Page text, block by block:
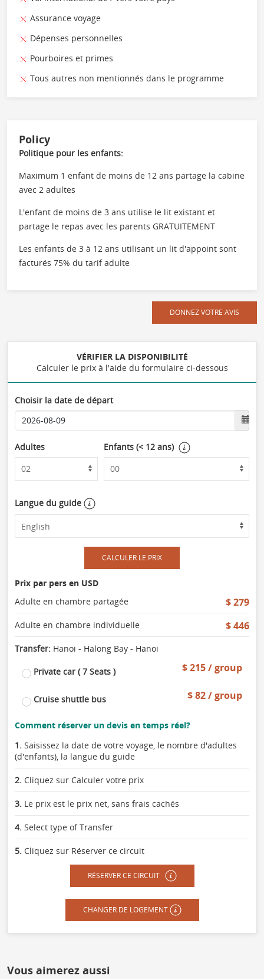
Assurance voyage
Dépenses personnelles
Pourboires et primes
Tous autres non mentionnés dans le programme
Policy
Politique pour les enfants:
Maximum 1 enfant de moins de 12 ans partage la cabine
avec 2 adultes
L'enfant de moins de 3 ans utilise le lit existant et
partage le repas avec les parents GRATUITEMENT
Les enfants de 3 à 12 ans utilisant un lit d'appoint sont
facturés 75% du tarif adulte
DONNEZ VOTRE AVIS
VÉRIFIER LA DISPONIBILITÉ
Calculer le prix à l'aide du formulaire ci-dessous
Choisir la date de départ
Adultes Enfants (< 12 ans)
Langue du guide
CALCULER LE PRIX
Prix par pers en USD
Adulte en chambre partagée
$ 279
Adulte en chambre individuelle $ 446
Transfer: Hanoi - Halong Bay - Hanoi
Private car ( 7 Seats ) $ 215 / group
Cruise shuttle bus $ 82 / group
Comment réserver un devis en temps réel?
1. Saisissez la date de votre voyage, le nombre d'adultes
(d'enfants), la langue du guide
2. Cliquez sur Calculer votre prix
3. Le prix est le prix net, sans frais cachés
4. Select type of Transfer
5. Cliquez sur Réserver ce circuit
RÉSERVER CE CIRCUIT
CHANGER DE LOGEMENT
Vous aimerez aussi